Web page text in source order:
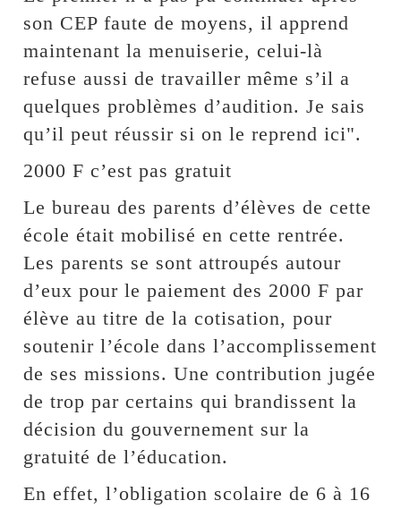
son CEP faute de moyens, il apprend
maintenant la menuiserie, celui-là
refuse aussi de travailler même s’il a
quelques problèmes d’audition. Je sais
qu’il peut réussir si on le reprend ici".
2000 F c’est pas gratuit
Le bureau des parents d’élèves de cette
école était mobilisé en cette rentrée.
Les parents se sont attroupés autour
d’eux pour le paiement des 2000 F par
élève au titre de la cotisation, pour
soutenir l’école dans l’accomplissement
de ses missions. Une contribution jugée
de trop par certains qui brandissent la
décision du gouvernement sur la
gratuité de l’éducation.
En effet, l’obligation scolaire de 6 à 16